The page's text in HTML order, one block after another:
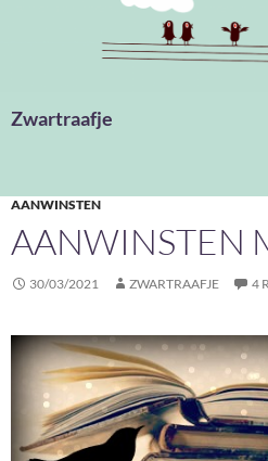
Zwartraafje
AANWINSTEN
AANWINSTEN
30/03/2021 ZWARTRAAFJE 4